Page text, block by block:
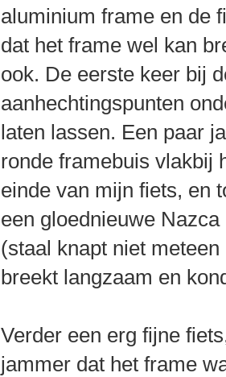
aluminium frame en de
dat het frame wel kan
ook. De eerste keer bij
aanhechtingspunten
laten lassen. Een paar
ronde framebuis vlakbij
einde van mijn fiets, en
een gloednieuwe
(staal knapt niet
breekt langzaam en
Verder een erg fijne
jammer dat het frame